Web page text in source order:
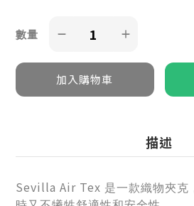
數量
描述
Sevilla Air Tex 是一款織物夾克